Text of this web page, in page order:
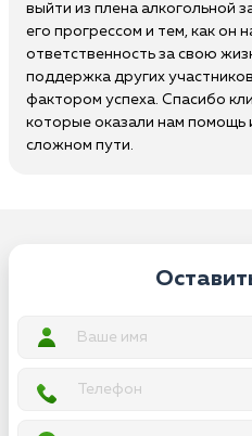
выйти из плена алкогольной
его прогрессом и тем, как он
ответственность за свою
поддержка других
фактором успеха. Спасибо
которые оказали нам помощь
сложном пути.